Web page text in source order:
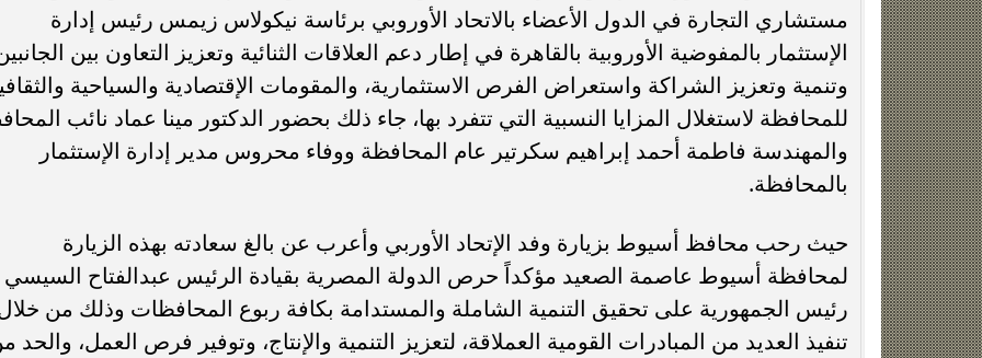
مستشاري التجارة في الدول الأعضاء بالاتحاد الأوروبي برئاسة نيكولاس زيمس رئيس إدارة
الإستثمار بالمفوضية الأوروبية بالقاهرة في إطار دعم العلاقات الثنائية وتعزيز التعاون بين
وتنمية وتعزيز الشراكة واستعراض الفرص الاستثمارية، والمقومات الإقتصادية والسياحية
للمحافظة لاستغلال المزايا النسبية التي تتفرد بها، جاء ذلك بحضور الدكتور مينا عماد نائب
والمهندسة فاطمة أحمد إبراهيم سكرتير عام المحافظة ووفاء محروس مدير إدارة الإستثمار
بالمحافظة.
حيث رحب محافظ أسيوط بزيارة وفد الإتحاد الأوربي وأعرب عن بالغ سعادته بهذه الزيارة
لمحافظة أسيوط عاصمة الصعيد مؤكداً حرص الدولة المصرية بقيادة الرئيس عبدالفتاح السيسي
رئيس الجمهورية على تحقيق التنمية الشاملة والمستدامة بكافة ربوع المحافظات وذلك من
تنفيذ العديد من المبادرات القومية العملاقة، لتعزيز التنمية والإنتاج، وتوفير فرص العمل، والحد
واقعة المنشفة، رئيس لجنة حكام الكاف يدين
حارس السنغال
الأهلي يترقب عودة مصطفى محمد للدوري
المصري ونانت يتمسك بمقابل مالي كبير
عاجل.. الرئيس السيسي يستقبل
الخارجية الإيراني عباس عراقجي